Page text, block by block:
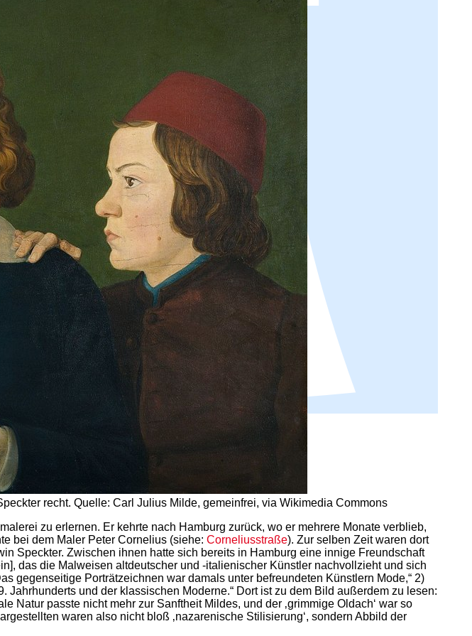
recht. Quelle: Carl Julius Milde, gemeinfrei, via Wikimedia Commons
zu erlernen. Er kehrte nach Hamburg zurück, wo er mehrere Monate verblieb,
bei dem Maler Peter Cornelius (siehe: Corneliusstraße). Zur selben Zeit waren dort
Speckter. Zwischen ihnen hatte sich bereits in Hamburg eine innige Freundschaft
das die Malweisen altdeutscher und -italienischer Künstler nachvollzieht und sich
gegenseitige Porträtzeichnen war damals unter befreundeten Künstlern Mode,“ 2)
und der klassischen Moderne.“ Dort ist zu dem Bild außerdem zu lesen:
Natur passte nicht mehr zur Sanftheit Mildes, und der ‚grimmige Oldach‘ war so
waren also nicht bloß ‚nazarenische Stilisierung‘, sondern Abbild der